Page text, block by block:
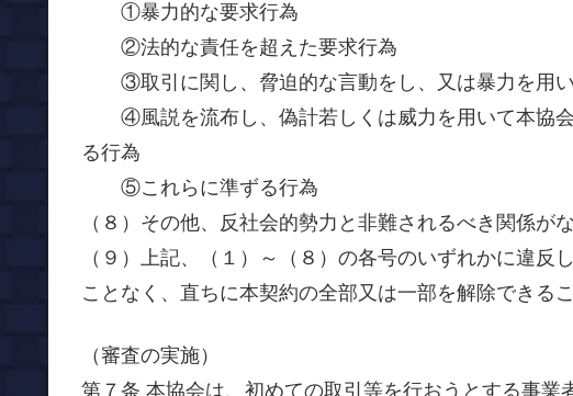
①暴力的な要求行為
②法的な責任を超えた要求行為
③取引に関し、脅迫的な言動をし、又は暴力を用
④風説を流布し、偽計若しくは威力を用いて本協会
る行為
⑤これらに準ずる行為
（８）その他、反社会的勢力と非難されるべき関係が
（９）上記、（１）～（８）の各号のいずれかに違反
ことなく、直ちに本契約の全部又は一部を解除できる
（審査の実施）
第７条 本協会は、初めての取引等を行おうとする事